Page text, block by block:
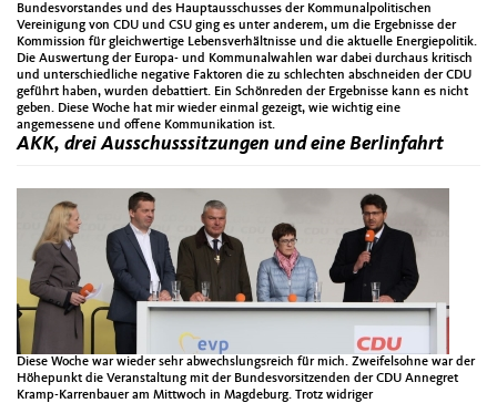
Bundesvorstandes und des Hauptausschusses der Kommunalpolitischen
Vereinigung von CDU und CSU ging es unter anderem, um die Ergebnisse der
Kommission für gleichwertige Lebensverhältnisse und die aktuelle Energiepolitik.
Die Auswertung der Europa- und Kommunalwahlen war dabei durchaus kritisch
und unterschiedliche negative Faktoren die zu schlechten abschneiden der CDU
geführt haben, wurden debattiert. Ein Schönreden der Ergebnisse kann es nicht
geben. Diese Woche hat mir wieder einmal gezeigt, wie wichtig eine
angemessene und offene Kommunikation ist.
AKK, drei Ausschusssitzungen und eine Berlinfahrt
Diese Woche war wieder sehr abwechslungsreich für mich. Zweifelsohne war der
Höhepunkt die Veranstaltung mit der Bundesvorsitzenden der CDU Annegret
Kramp-Karrenbauer am Mittwoch in Magdeburg. Trotz widriger